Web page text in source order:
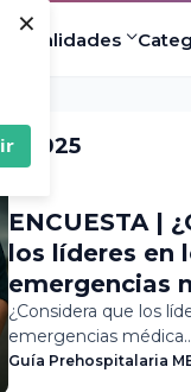
×
2025
ENCUESTA |
los líderes en
emergencias
con
honestidad en
decisiones?
¿Considera que los
emergencias
Guía Prehospitalaria